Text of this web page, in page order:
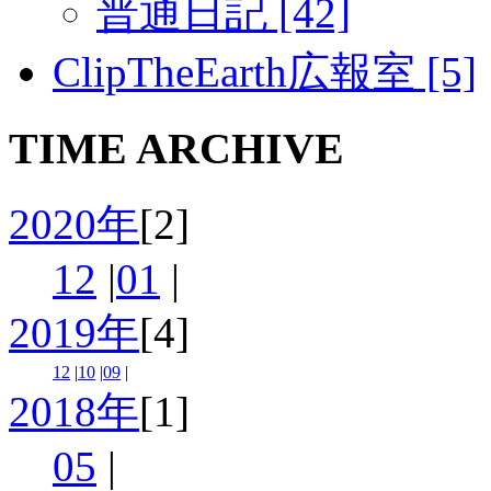
普通日記 [42]
ClipTheEarth広報室 [5]
TIME ARCHIVE
2020年[2]
12 |01 |
2019年[4]
12 |10 |09 |
2018年[1]
05 |